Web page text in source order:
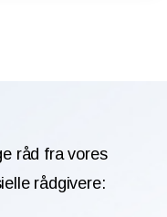
råd fra vores
rådgivere: